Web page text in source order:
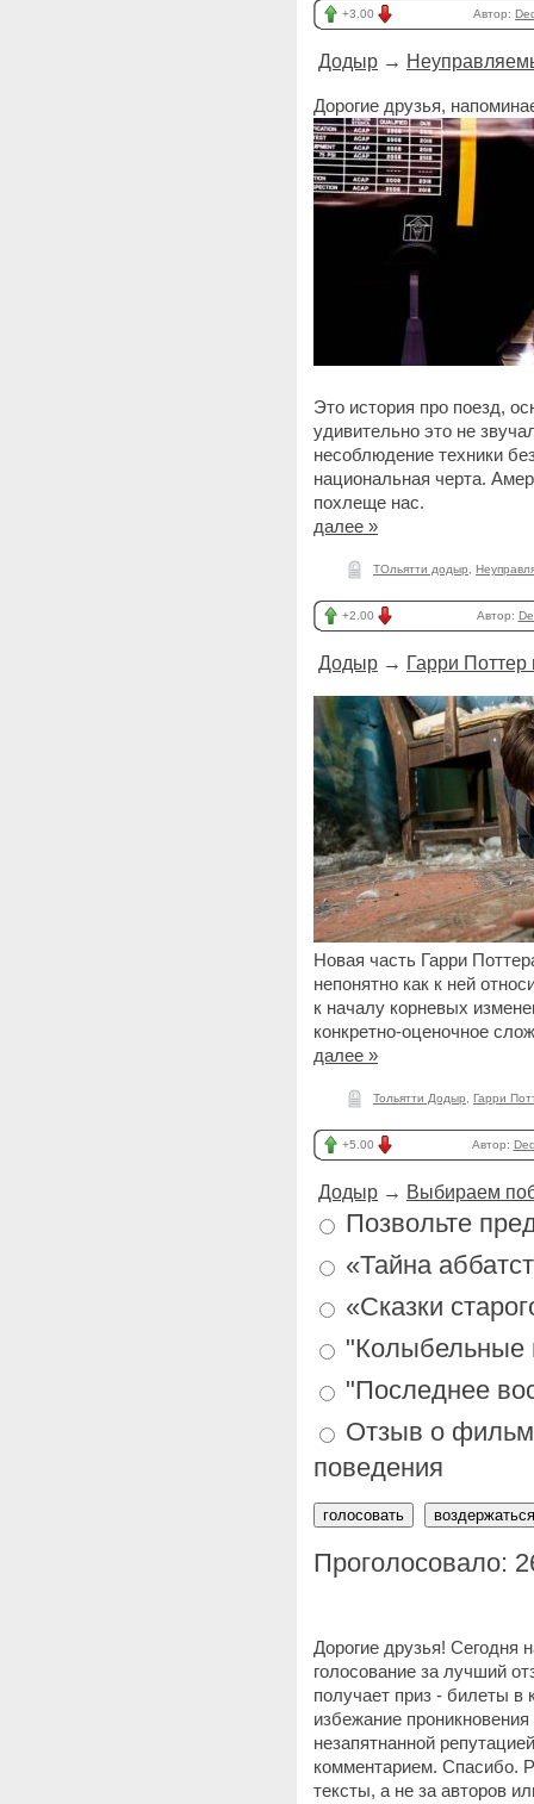
+3.00 Автор:
Додыр →
Дорогие друзья,
Это история про поезд,
удивительно это не
несоблюдение техники
национальная черта.
похлеще нас.
далее »
ТОльятти додыр
+2.00 Автор:
Додыр → Гарри
Новая часть Гарри
непонятно как к ней
к началу корневых
конкретно-оценочное
далее »
Тольятти Додыр Гарри
+5.00 Автор:
Додыр → Выбираем
Позвольте
«Тайна
«Сказки
"Колыбельные
"Последнее
Отзыв о
поведения
Проголосовало:
Дорогие друзья! Сегодня
голосование за лучший
получает приз - билеты в
избежание
незапятнанной
комментарием. Спасибо.
тексты, а не за авторов